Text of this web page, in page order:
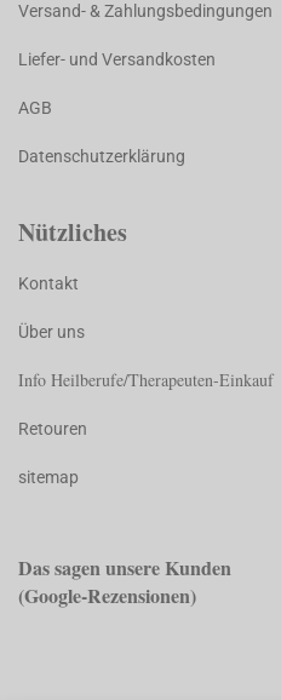
Versand- & Zahlungsbedingungen
Liefer- und Versandkosten
AGB
Datenschutzerklärung
Nützliches
Kontakt
Über uns
Info Heilberufe/Therapeuten-Einkauf
Retouren
sitemap
Das sagen unsere Kunden
(Google-Rezensionen)